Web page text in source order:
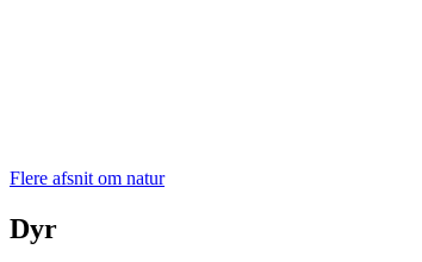
Flere afsnit om natur
Dyr